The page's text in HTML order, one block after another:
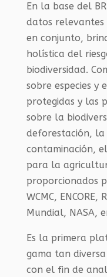
En la base del
datos relevantes
en conjunto,
holística del
biodiversidad.
sobre especies y
protegidas y las
sobre la
deforestación,
contaminación,
para la
proporcionados
WCMC, ENCORE,
Mundial, NASA,
Es la primera
gama tan
con el fin de